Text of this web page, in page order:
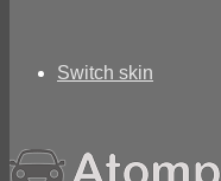
Switch skin